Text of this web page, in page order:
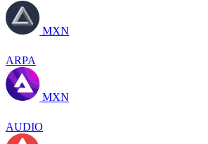
MXN
ARPA
MXN
AUDIO